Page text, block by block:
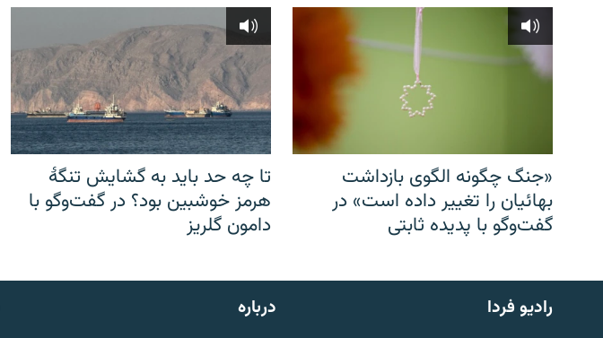
English
«جنگ چگونه الگوی بازداشت
بهائیان را تغییر داده است» در
گفت‌وگو با پدیده ثابتی
تا چه حد باید به گشایش تنگهٔ
هرمز خوشبین بود؟ در گفت‌وگو با
دامون گلریز
رادیو فردا درباره